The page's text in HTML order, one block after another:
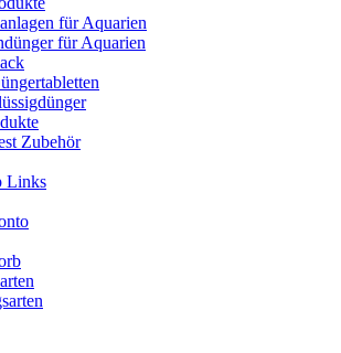
für Aquarien
für Aquarien
Zubehör
Links